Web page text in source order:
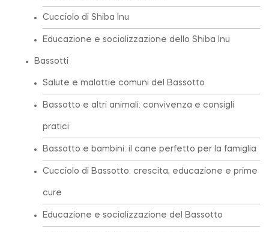
Cucciolo di Shiba Inu
Educazione e socializzazione dello Shiba Inu
Bassotti
Salute e malattie comuni del Bassotto
Bassotto e altri animali: convivenza e consigli
pratici
Bassotto e bambini: il cane perfetto per la famiglia
Cucciolo di Bassotto: crescita, educazione e prime
cure
Educazione e socializzazione del Bassotto